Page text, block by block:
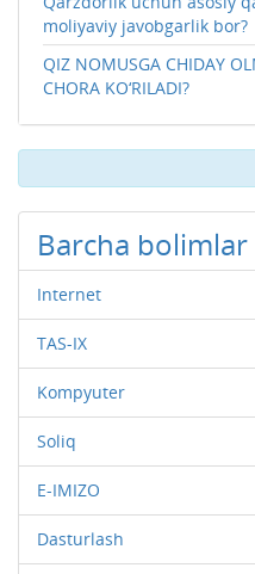
moliyaviy javobgarlik bor?
QIZ NOMUSGA CHIDAY
CHORA KO‘RILADI?
Barcha bolimlar
Internet
TAS-IX
Kompyuter
Soliq
E-IMIZO
Dasturlash